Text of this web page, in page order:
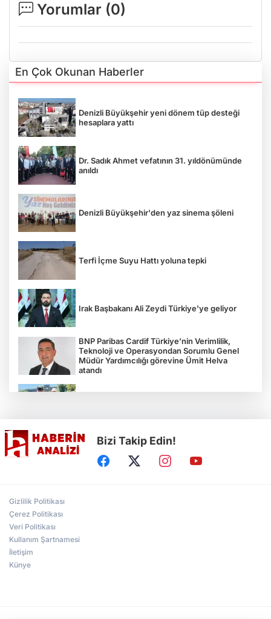
Yorumlar (0)
En Çok Okunan Haberler
Denizli Büyükşehir yeni dönem tüp desteği
hesaplara yattı
Dr. Sadık Ahmet vefatının 31. yıldönümünde
anıldı
Denizli Büyükşehir'den yaz sinema şöleni
Terfi İçme Suyu Hattı yoluna tepki
Irak Başbakanı Ali Zeydi Türkiye'ye geliyor
BNP Paribas Cardif Türkiye’nin Verimlilik,
Teknoloji ve Operasyondan Sorumlu Genel
Müdür Yardımcılığı görevine Ümit Helva
atandı
Alperen Ocakları Darıca'da yeni dönem...
Bizi Takip Edin!
Gizlilik Politikası
Çerez Politikası
Veri Politikası
Kullanım Şartnamesi
İletişim
Künye